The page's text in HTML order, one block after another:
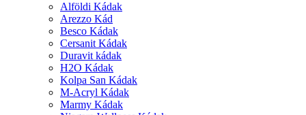
Alföldi Kádak
Arezzo Kád
Besco Kádak
Cersanit Kádak
Duravit kádak
H2O Kádak
Kolpa San Kádak
M-Acryl Kádak
Marmy Kádak